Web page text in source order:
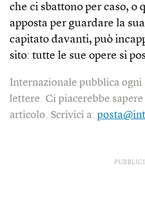
che ci sbattono per caso, o
apposta per guardare la
capitato davanti, può
sito: tutte le sue opere si
Internazionale pubblica
lettere. Ci piacerebbe
articolo. Scrivici a: